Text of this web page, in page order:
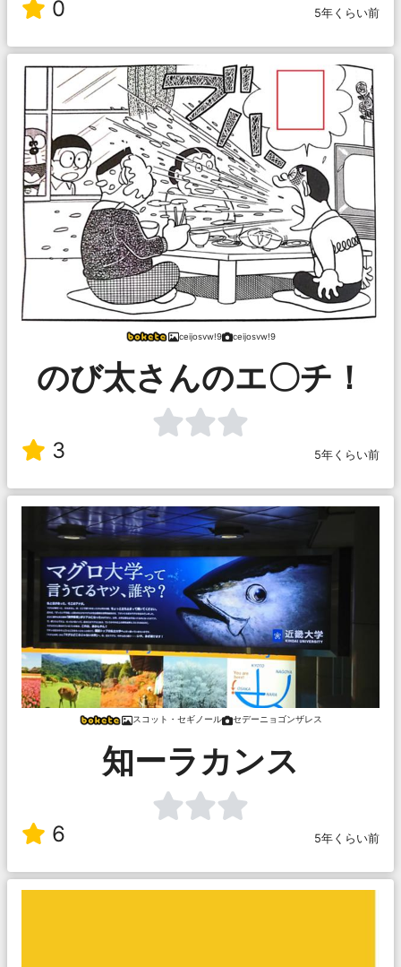
0 5年くらい前
ceijosvw!9 ceijosvw!9
のび太さんのエ〇チ！
3 5年くらい前
スコット・セギノール セデーニョゴンザレス
知ーラカンス
6 5年くらい前